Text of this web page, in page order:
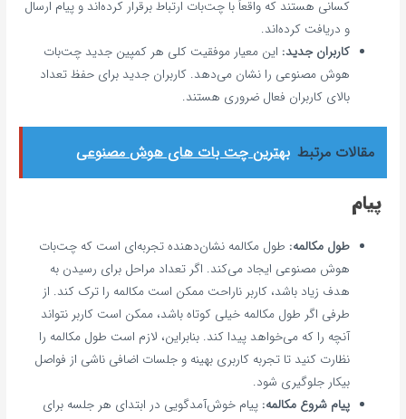
کسانی هستند که واقعاً با چت‌بات ارتباط برقرار کرده‌اند و پیام ارسال
و دریافت کرده‌اند.
کاربران جدید: این معیار موفقیت کلی هر کمپین جدید چت‌بات
هوش مصنوعی را نشان می‌دهد. کاربران جدید برای حفظ تعداد
بالای کاربران فعال ضروری هستند.
مقالات مرتبط بهترین چت بات های هوش مصنوعی
پیام
طول مکالمه: طول مکالمه نشان‌دهنده تجربه‌ای است که چت‌بات
هوش مصنوعی ایجاد می‌کند. اگر تعداد مراحل برای رسیدن به
هدف زیاد باشد، کاربر ناراحت ممکن است مکالمه را ترک کند. از
طرفی اگر طول مکالمه خیلی کوتاه باشد، ممکن است کاربر نتواند
آنچه را که می‌خواهد پیدا کند. بنابراین، لازم است طول مکالمه را
نظارت کنید تا تجربه کاربری بهینه و جلسات اضافی ناشی از فواصل
بیکار جلوگیری شود.
پیام شروع مکالمه: پیام خوش‌آمدگویی در ابتدای هر جلسه برای